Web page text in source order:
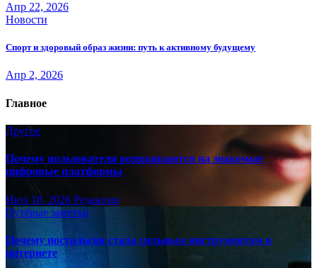
Апр 22, 2026
Новости
Спорт и здоровый образ жизни: путь к активному будущему
Апр 2, 2026
Главное
Другое
Почему пользователи возвращаются на знакомые
цифровые платформы
Июл 18, 2026 Редакция
Путёвые заметки
Почему ностальгия стала сильным инструментом в
интернете